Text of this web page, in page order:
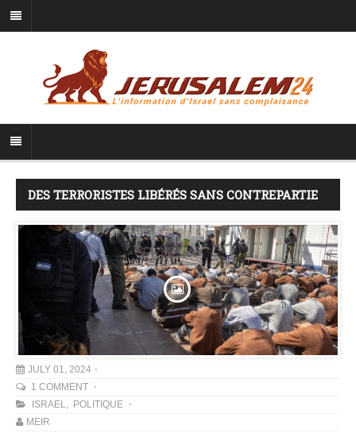
DES TERRORISTES LIBÉRÉS SANS CONTREPARTIE
JULY 01, 2024
1 COMMENT
ISRAEL, POLITIQUE
MEIR